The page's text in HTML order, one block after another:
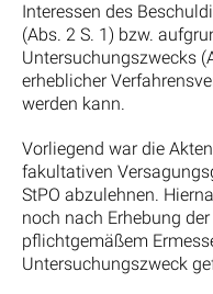
Interessen des
(Abs. 2 S. 1) bzw.
Untersuchungszwecks
erheblicher
werden kann.
Vorliegend war die
fakultativen
StPO abzulehnen.
noch nach Erhebung
pflichtgemäßem
Untersuchungszweck